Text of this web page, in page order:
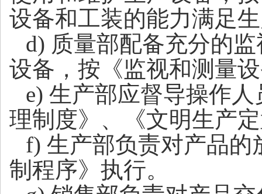
设备和工装的能力满足
d) 质量部配备充分的
设备，按《监视和测量
e) 生产部应督导操作
理制度》、
《文明生产
f) 生产部负责对产品
制程序》执行。